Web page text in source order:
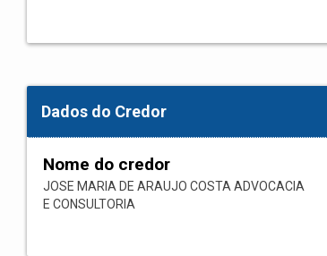
Dados do Credor
Nome do credor
JOSE MARIA DE ARAUJO COSTA ADVOCACIA
E CONSULTORIA